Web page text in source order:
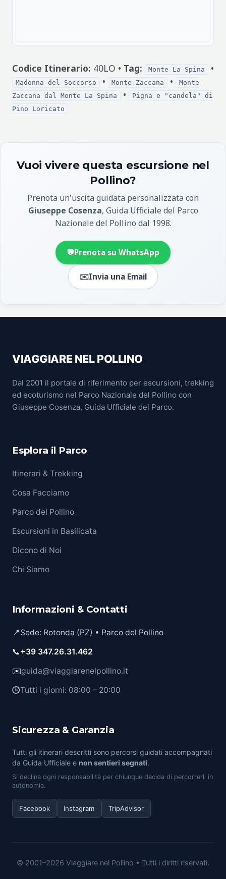
Codice Itinerario: 40LO • Tag: Monte La Spina •
Madonna del Soccorso • Monte Zaccana •
Monte
Zaccana dal Monte La Spina
•
Pigna e "candela" di
Pino Loricato
Vuoi vivere questa escursione nel
Pollino?
Prenota un'uscita guidata personalizzata con
Giuseppe Cosenza, Guida Ufficiale del Parco
Nazionale del Pollino dal 1998.
💬Prenota su WhatsApp
✉️Invia una Email
VIAGGIARE NEL POLLINO
Dal 2001 il portale di riferimento per escursioni, trekking
ed ecoturismo nel Parco Nazionale del Pollino con
Giuseppe Cosenza, Guida Ufficiale del Parco.
Esplora il Parco
Itinerari & Trekking
Cosa Facciamo
Parco del Pollino
Escursioni in Basilicata
Dicono di Noi
Chi Siamo
Informazioni & Contatti
📍Sede: Rotonda (PZ) • Parco del Pollino
📞+39 347.26.31.462
✉️guida@viaggiarenelpollino.it
🕒Tutti i giorni: 08:00 – 20:00
Sicurezza & Garanzia
Tutti gli itinerari descritti sono percorsi guidati accompagnati
da Guida Ufficiale e non sentieri segnati.
Si declina ogni responsabilità per chiunque decida di percorrerli in
autonomia.
Facebook Instagram TripAdvisor
© 2001–2026 Viaggiare nel Pollino • Tutti i diritti riservati.